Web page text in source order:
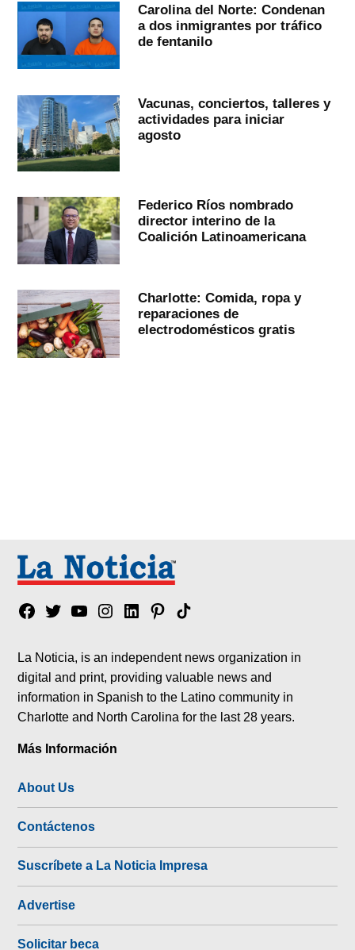
Carolina del Norte: Condenan
a dos inmigrantes por tráfico
de fentanilo
Vacunas, conciertos, talleres y
actividades para iniciar
agosto
Federico Ríos nombrado
director interino de la
Coalición Latinoamericana
Charlotte: Comida, ropa y
reparaciones de
electrodomésticos gratis
Facebook
TwitterYouTubeInstagram
LinkedinPinterest
Tik
La Noticia, is an independent news organization in
digital and print, providing valuable news and
information in Spanish to the Latino community in
Charlotte and North Carolina for the last 28 years.
Más Información
About Us
Contáctenos
Suscríbete a La Noticia Impresa
Advertise
Solicitar beca